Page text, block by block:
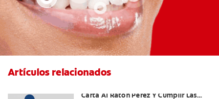
Artículos relacionados
Carta Al Ratón Pérez Y Cumplir Las